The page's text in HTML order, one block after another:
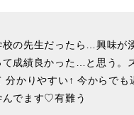
校の先生だったら…興味が
て成績良かった…と思う。
分かりやすい↑ 今からでも
でます♡有難う